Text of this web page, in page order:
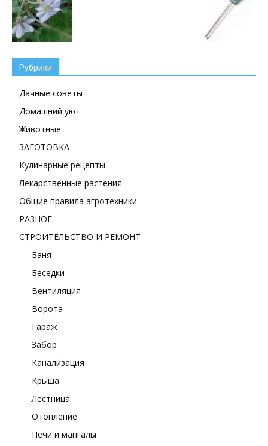
Рубрики
Дачные советы
Домашний уют
Животные
ЗАГОТОВКА
Кулинарные рецепты
Лекарственные растения
Общие правила агротехники
РАЗНОЕ
СТРОИТЕЛЬСТВО И РЕМОНТ
Баня
Беседки
Вентиляция
Ворота
Гараж
Забор
Канализация
Крыша
Лестница
Отопление
Печи и мангалы